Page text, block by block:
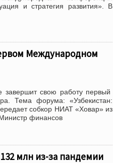
и стратегия развития». В
Международном
свою работу первый
Тема форума: «Узбекистан:
собкор НИАТ «Ховар» из
финансов
млн из-за пандемии